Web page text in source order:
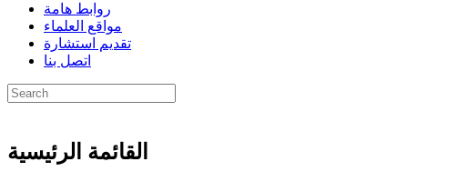
روابط هامة
مواقع العلماء
تقديم استشارة
اتصل بنا
القائمة الرئيسية